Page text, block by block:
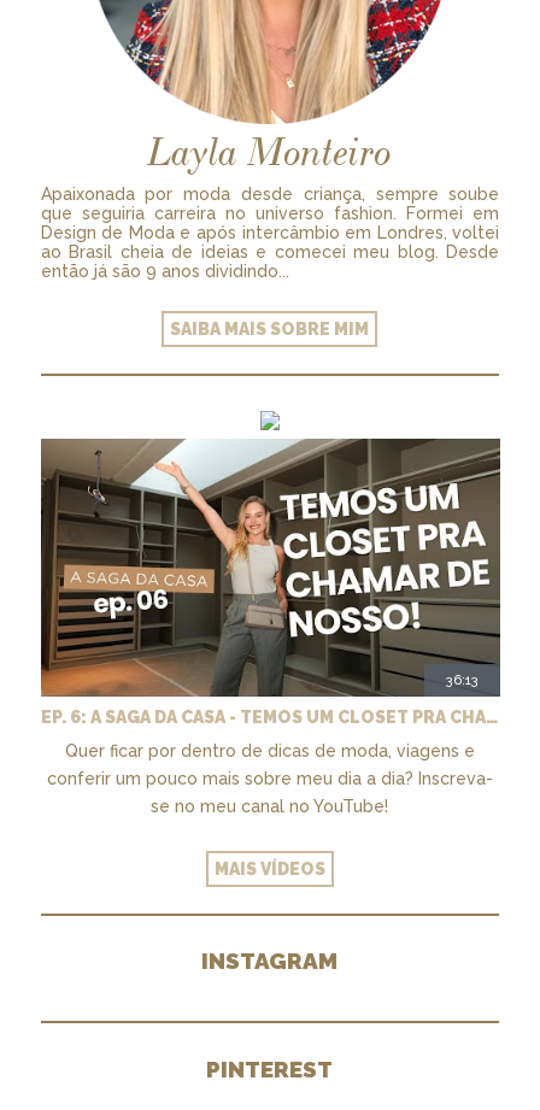
Layla Monteiro
Apaixonada por moda desde criança, sempre soube
que seguiria carreira no universo fashion. Formei em
Design de Moda e após intercâmbio em Londres, voltei
ao Brasil cheia de ideias e comecei meu blog. Desde
então já são 9 anos dividindo...
SAIBA MAIS SOBRE MIM
36:13
EP. 6: A SAGA DA CASA - TEMOS UM CLOSET PRA CHAMAR DE NOSSO + MARCENARIA E PAISAGISMO
Quer ficar por dentro de dicas de moda, viagens e
conferir um pouco mais sobre meu dia a dia? Inscreva-
se no meu canal no YouTube!
MAIS VÍDEOS
INSTAGRAM
PINTEREST